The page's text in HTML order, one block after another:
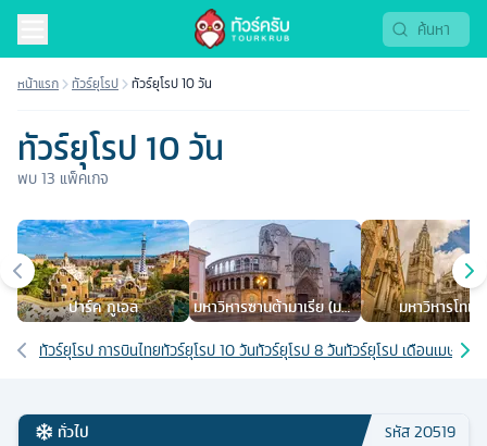
หน้าแรก ทัวร์ยุโรป ทัวร์ยุโรป 10 วัน
ทัวร์ยุโรป 10 วัน
พบ13 แพ็คเกจ
เมืองยอดนิยม
ปาร์ค กูเอล
มหาวิหารซานต้ามาเรีย (มหา
วิหารบาเลนเซีย)
มหาวิหารโทเล
เส้นทางที่เกี่ยวข้อง
ทัวร์ยุโรป การบินไทยทัวร์ยุโรป 10 วันทัวร์ยุโรป 8 วันทัวร์ยุโรป เดือนเมษายน
ทั่วไป รหัส20519